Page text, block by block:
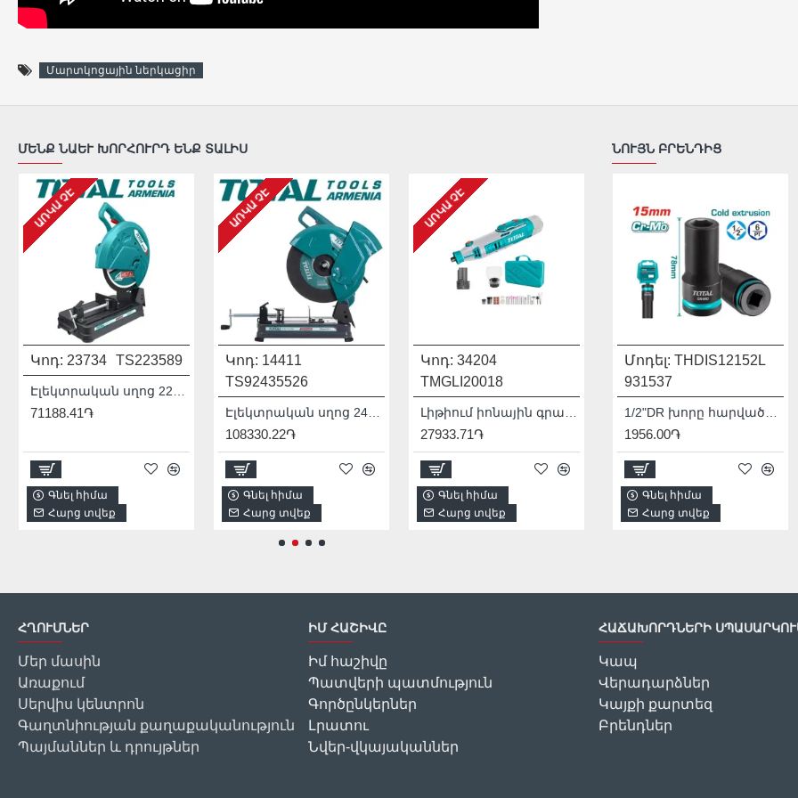
Մարտկոցային ներկացիր
ՄԵՆՔ ՆԱԵՒ ԽՈՐՀՈՒՐԴ ԵՆՔ ՏԱԼԻՍ
ԱՌԿԱ ՉԷ
Կոդ: 23734 TS223589
Էլեկտրական սղոց 2200 Վտ
71188.41֏
Գնել հիմա
Հարց տվեք
ԱՌԿԱ ՉԷ
Կոդ: 14411
TS92435526
Էլեկտրական սղոց 2400 Վտ
108330.22֏
Գնել հիմա
Հարց տվեք
ԱՌԿԱ ՉԷ
Կոդ: 34204
TMGLI20018
Լիթիում իոնային գրավեր 12Վ/USB type-C
27933.71֏
Գնել հիմա
Հարց տվեք
24408
TMGLI12011
Լիթիում իոնային հղկող մեքենա 12Վ
28668.83֏
Գնել հիմա
Հարց տվեք
ՆՈՒՅՆ ԲՐԵՆԴԻՑ
ԱՌԿԱ ՉԷ
Մոդել:
931541
1/2
2256.00֏
Գնել հիմա
Հարց տվեք
Մոդել:
931536
1722.00֏
Գնել հիմա
Հարց տվեք
Մոդել: THDIS12152L
931537
1956.00֏
Գնել հիմա
Հարց տվեք
ՀՂՈՒՄՆԵՐ
Մեր մասին
Առաքում
Սերվիս կենտրոն
Գաղտնիության քաղաքականություն
Պայմաններ և դրույթներ
ԻՄ ՀԱՇԻՎԸ
Իմ հաշիվը
Պատվերի պատմություն
Գործընկերներ
Լրատու
Նվեր-վկայականներ
ՀԱՃԱԽՈՐԴՆԵՐԻ
Կապ
Վերադարձներ
Կայքի քարտեզ
Բրենդներ